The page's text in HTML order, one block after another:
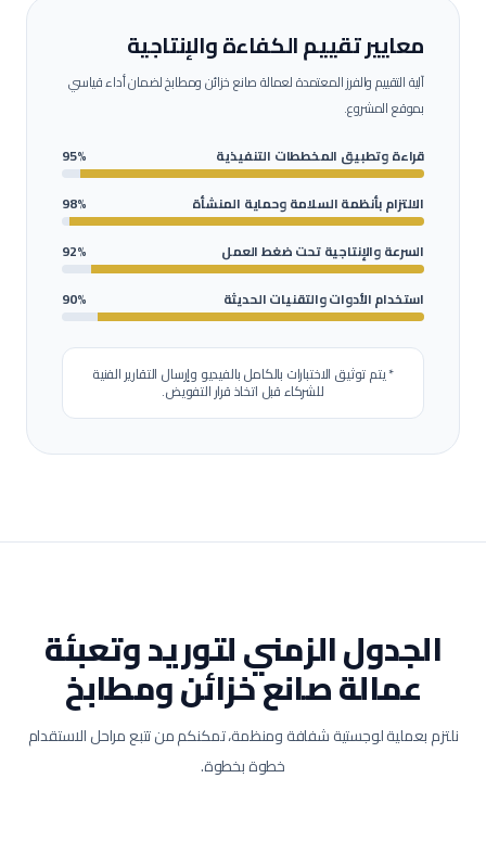
معايير تقييم الكفاءة والإنتاجية
آلية التقييم والفرز المعتمدة لعمالةصانع خزائن ومطابخلضمان أداء قياسي
بموقع المشروع.
قراءة وتطبيق المخططات التنفيذية
95%
الالتزام بأنظمة السلامة وحماية المنشأة
98%
السرعة والإنتاجية تحت ضغط العمل
92%
استخدام الأدوات والتقنيات الحديثة
90%
* يتم توثيق الاختبارات بالكامل بالفيديو وإرسال التقارير الفنية
للشركاء قبل اتخاذ قرار التفويض.
الجدول الزمني لتوريد وتعبئة
عمالةصانع خزائن ومطابخ
نلتزم بعملية لوجستية شفافة ومنظمة، تمكنكم من تتبع مراحل الاستقدام
خطوة بخطوة.